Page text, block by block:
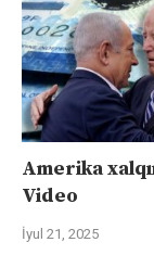
Amerika
Video
İyul 21, 2025